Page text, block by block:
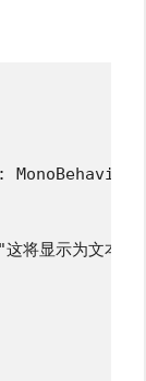
显示为文本";